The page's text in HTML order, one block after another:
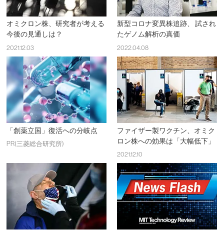
オミクロン株、研究者が考える
今後の見通しは？
2021.12.03
新型コロナ変異株追跡、 試され
たゲノム解析の真価
2022.04.08
「創薬立国」復活への分岐点
PR(三菱総合研究所)
ファイザー製ワクチン、オミク
ロン株への効果は「大幅低下」
2021.12.10